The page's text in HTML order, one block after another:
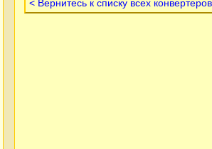
< Вернитесь к списку всех конвертеров